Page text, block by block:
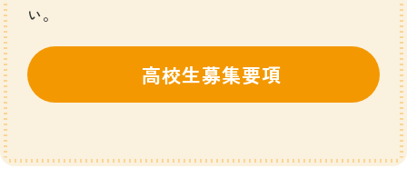
い。
高校生募集要項